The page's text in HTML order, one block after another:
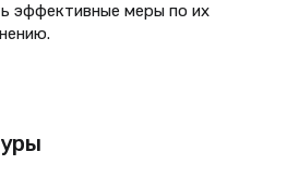
эффективные меры по их